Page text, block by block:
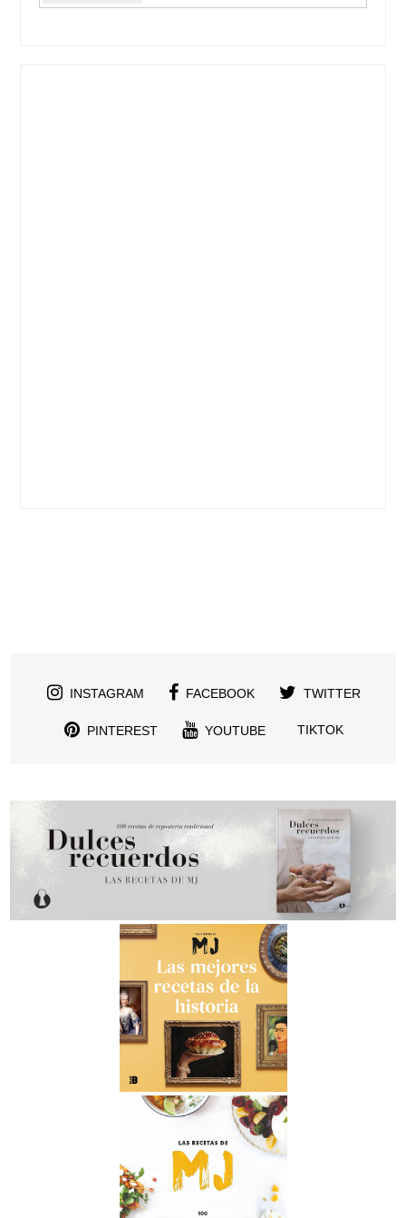
INSTAGRAM FACEBOOK TWITTER
PINTEREST YOUTUBE TIKTOK